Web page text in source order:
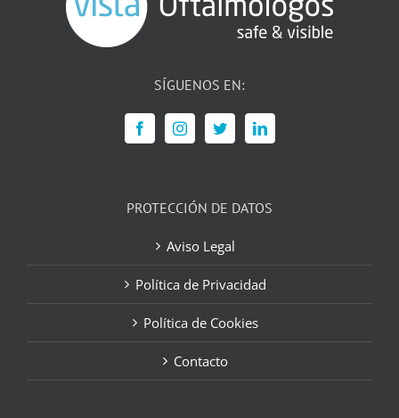
SÍGUENOS EN:
PROTECCIÓN DE DATOS
Aviso Legal
Política de Privacidad
Política de Cookies
Contacto